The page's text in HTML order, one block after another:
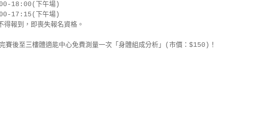
18:00(下午場)
17:15(下午場)
賽後至三樓體適能中心免費測量一次「身體組成分析」(市價：$150)！